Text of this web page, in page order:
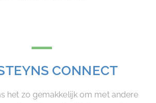
CONNECT
het zo gemakkelijk om met andere